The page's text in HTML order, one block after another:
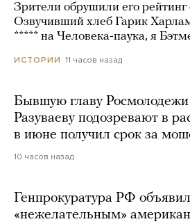
Зрители обрушили его
Озвучивший хлеб Гарик
***** на Человека-паука, я
ИСТОРИИ 11 часов назад
Бывшую главу
Разуваеву подозревают в
в июне получил срок за
10 часов назад
Генпрокуратура РФ
«нежелательным»